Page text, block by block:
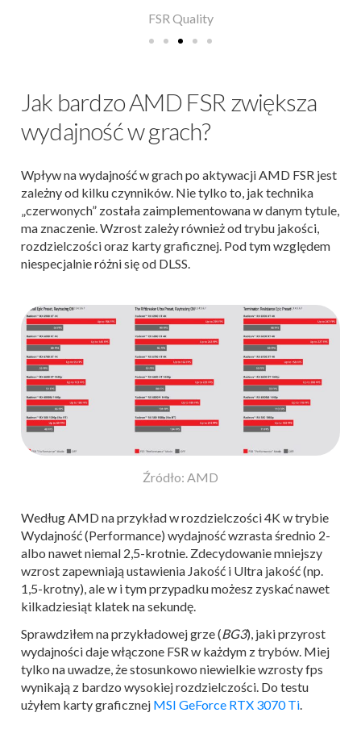
FSR Quality
Jak bardzo AMD FSR zwiększa
wydajność w grach?
Wpływ na wydajność w grach po aktywacji AMD FSR jest
zależny od kilku czynników. Nie tylko to, jak technika
„czerwonych” została zaimplementowana w danym tytule,
ma znaczenie. Wzrost zależy również od trybu jakości,
rozdzielczości oraz karty graficznej. Pod tym względem
niespecjalnie różni się od DLSS.
Źródło: AMD
Według AMD na przykład w rozdzielczości 4K w trybie
Wydajność (Performance) wydajność wzrasta średnio 2-
albo nawet niemal 2,5-krotnie. Zdecydowanie mniejszy
wzrost zapewniają ustawienia Jakość i Ultra jakość (np.
1,5-krotny), ale w i tym przypadku możesz zyskać nawet
kilkadziesiąt klatek na sekundę.
Sprawdziłem na przykładowej grze (BG3), jaki przyrost
wydajności daje włączone FSR w każdym z trybów. Miej
tylko na uwadze, że stosunkowo niewielkie wzrosty fps
wynikają z bardzo wysokiej rozdzielczości. Do testu
użyłem karty graficznej MSI GeForce RTX 3070 Ti